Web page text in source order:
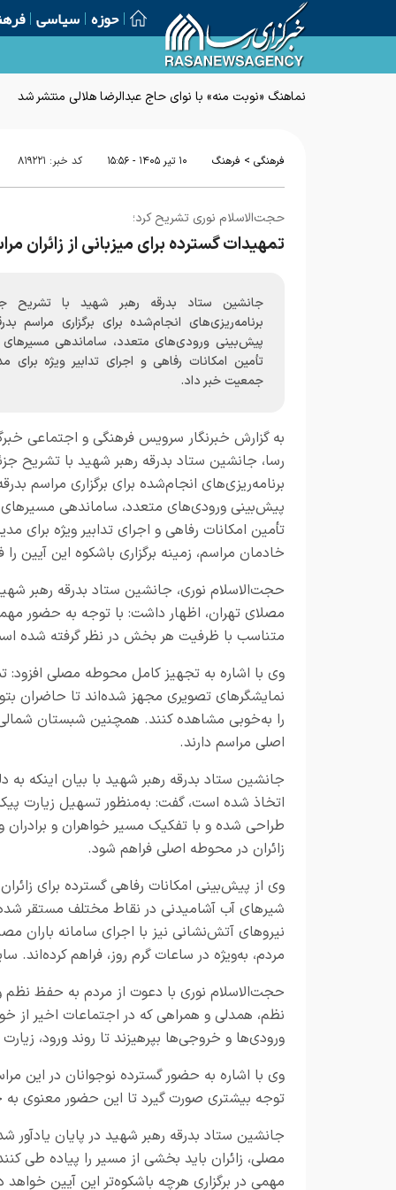
حوزه سیاسی
نماهنگ «نوبت منه» با نوای حاج عبدالرضا هلالی منتشر شد
فرهنگی > فرهنگ ۱۰ تير ۱۴۰۵ - ۱۵:۵۶ کد خبر: ۸۱۹۲۲۱
حجت‌الاسلام نوری تشریح کرد؛
تمهیدات گسترده برای میزبانی از زائران
جانشین ستاد بدرقه رهبر شهید با تشریح
برنامه‌ریزی‌های انجام‌شده برای برگزاری مراسم
پیش‌بینی ورودی‌های متعدد، ساماندهی مسیرهای
تأمین امکانات رفاهی و اجرای تدابیر ویژه برای
جمعیت خبر داد.
به گزارش خبرنگار سرویس فرهنگی و اجتماعی
رسا، جانشین ستاد بدرقه رهبر شهید با تشریح
برنامه‌ریزی‌های انجام‌شده برای برگزاری مراسم
پیش‌بینی ورودی‌های متعدد، ساماندهی مسیرهای
تأمین امکانات رفاهی و اجرای تدابیر ویژه
خادمان مراسم، زمینه برگزاری باشکوه این آیین را
حجت‌الاسلام نوری، جانشین ستاد بدرقه رهبر
مصلای تهران، اظهار داشت: با توجه به حضور
متناسب با ظرفیت هر بخش در نظر گرفته شده
وی با اشاره به تجهیز کامل محوطه مصلی
نمایشگرهای تصویری مجهز شده‌اند تا حاضران
را به‌خوبی مشاهده کنند. همچنین شبستان
اصلی مراسم دارند.
جانشین ستاد بدرقه رهبر شهید با بیان اینکه به
اتخاذ شده است، گفت: به‌منظور تسهیل زیارت
طراحی شده و با تفکیک مسیر خواهران و
زائران در محوطه اصلی فراهم شود.
وی از پیش‌بینی امکانات رفاهی گسترده برای
شیرهای آب آشامیدنی در نقاط مختلف مستقر
نیروهای آتش‌نشانی نیز با اجرای سامانه
مردم، به‌ویژه در ساعات گرم روز، فراهم
حجت‌الاسلام نوری با دعوت از مردم به حفظ نظم و
نظم، همدلی و همراهی که در اجتماعات اخیر از
ورودی‌ها و خروجی‌ها بپرهیزند تا روند ورود،
وی با اشاره به حضور گسترده نوجوانان در این
توجه بیشتری صورت گیرد تا این حضور معنوی به
جانشین ستاد بدرقه رهبر شهید در پایان
مصلی، زائران باید بخشی از مسیر را پیاده طی
مهمی در برگزاری هرچه باشکوه‌تر این آیین